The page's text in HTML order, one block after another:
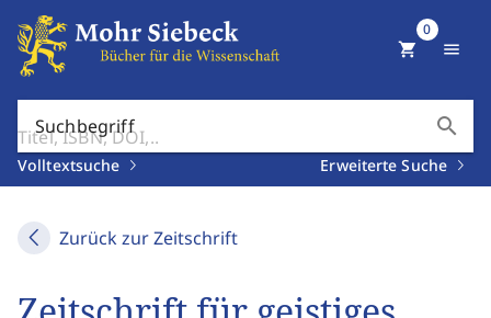
Suchbegriff search
Volltextsuche Erweiterte Suche
shopping_cart
0
menu
Zurück zur Zeitschrift